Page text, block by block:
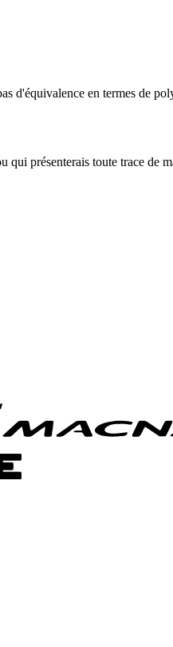
d'équivalence en termes de
présenterais toute trace de